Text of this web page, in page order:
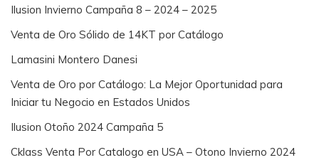
Ilusion Invierno Campaña 8 – 2024 – 2025
Venta de Oro Sólido de 14KT por Catálogo
Lamasini Montero Danesi
Venta de Oro por Catálogo: La Mejor Oportunidad para
Iniciar tu Negocio en Estados Unidos
Ilusion Otoño 2024 Campaña 5
Cklass Venta Por Catalogo en USA – Otono Invierno 2024